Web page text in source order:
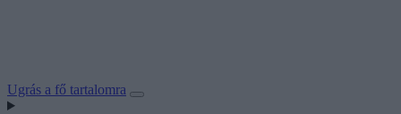
Ugrás a fő tartalomra